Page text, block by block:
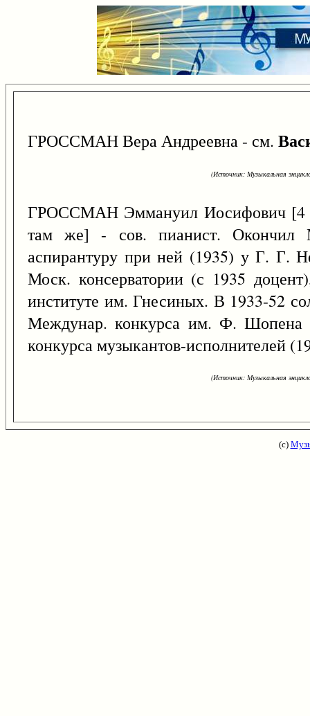
ГРОССМАН Вера Андреевна - см.
(Источник: Музыкальная
ГРОССМАН Эммануил Иосифович
там же] - сов. пианист. Окончил
аспирантуру при ней (1935) у Г. Г.
Моск. консерватории (с 1935
институте им. Гнесиных. В 1933-52
Междунар. конкурса им. Ф. Шопена
конкурса музыкантов-исполнителей
(Источник: Музыкальная
(с)